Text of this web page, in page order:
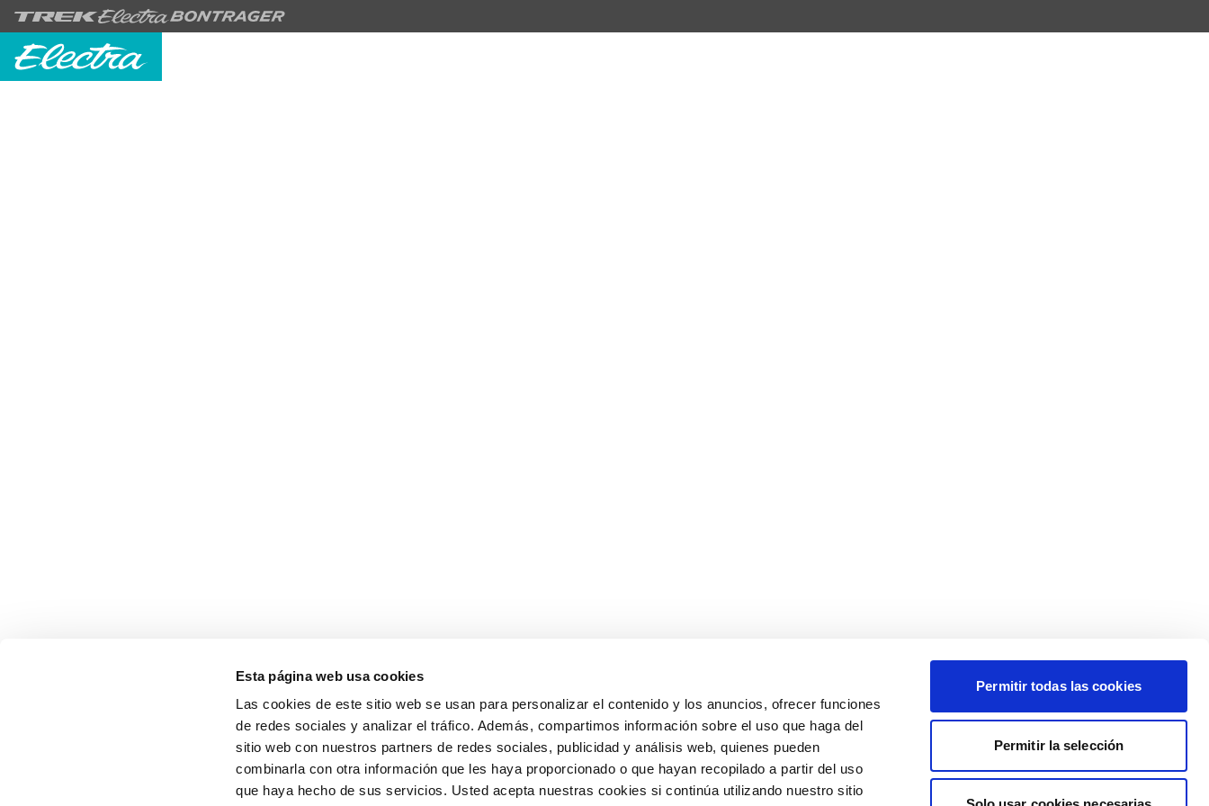
Esta página web usa cookies
Las cookies de este sitio web se usan para personalizar el contenido y los anuncios, ofrecer funciones
de redes sociales y analizar el tráfico. Además, compartimos información sobre el uso que haga del
sitio web con nuestros partners de redes sociales, publicidad y análisis web, quienes pueden
combinarla con otra información que les haya proporcionado o que hayan recopilado a partir del uso
que haya hecho de sus servicios. Usted acepta nuestras cookies si continúa utilizando nuestro sitio
Permitir todas las cookies
Permitir la selección